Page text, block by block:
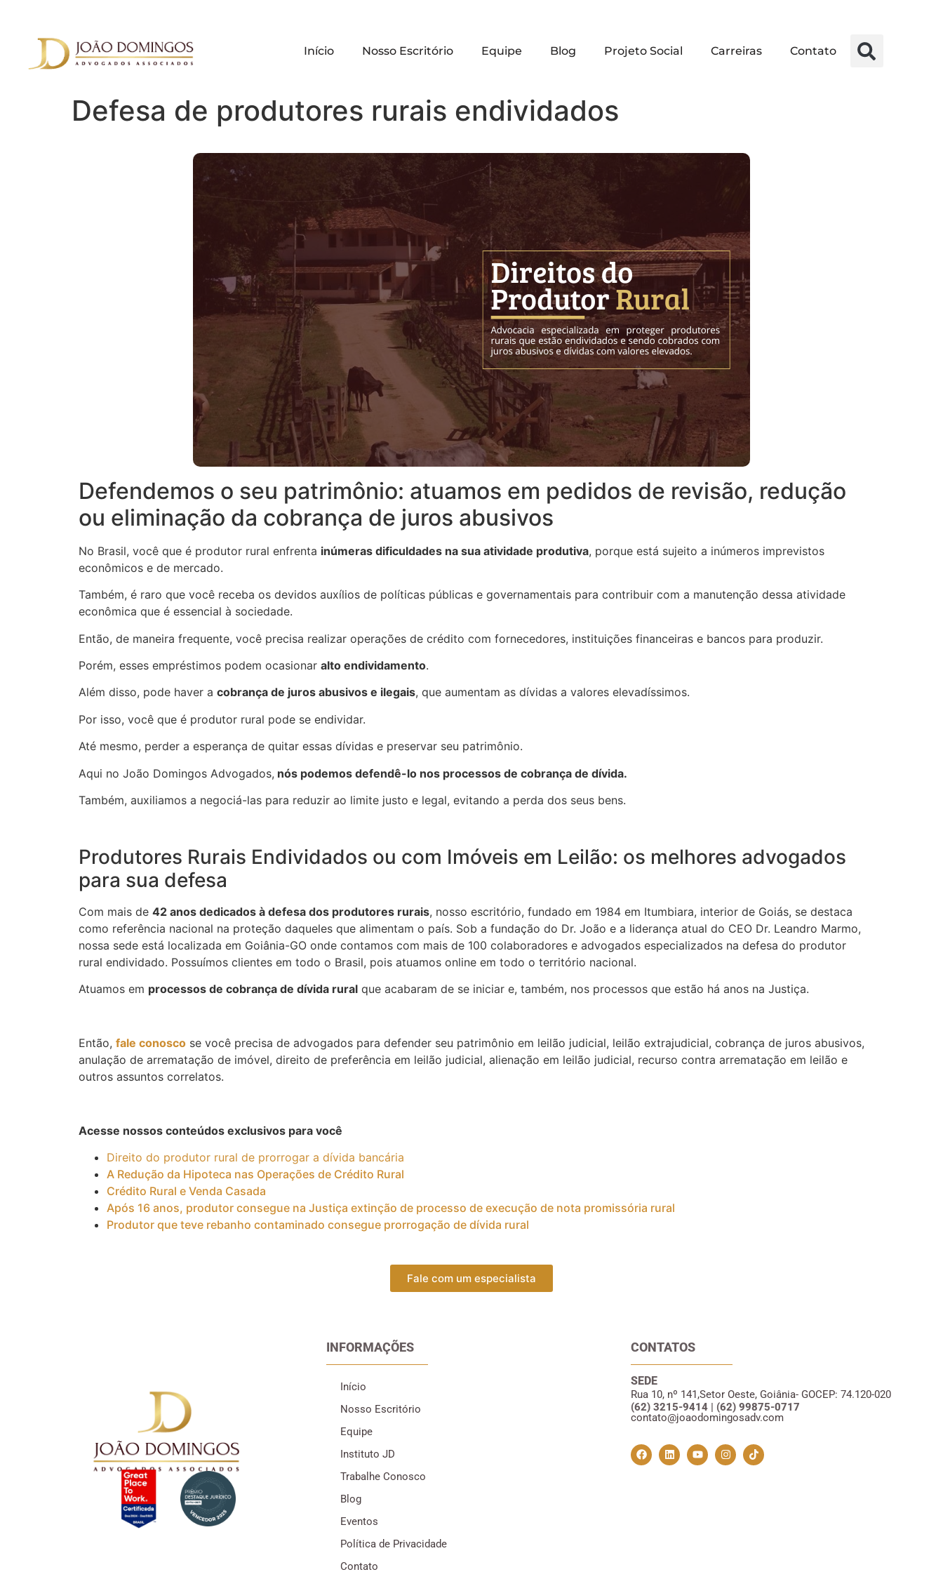
Início Nosso Escritório Equipe Blog Projeto Social Carreiras Contato
Defesa de produtores rurais endividados
Defendemos o seu patrimônio: atuamos em pedidos de revisão, redução
ou eliminação da cobrança de juros abusivos
No Brasil, você que é produtor rural enfrenta inúmeras dificuldades na sua atividade produtiva, porque está sujeito a inúmeros imprevistos
econômicos e de mercado.
Também, é raro que você receba os devidos auxílios de políticas públicas e governamentais para contribuir com a manutenção dessa atividade
econômica que é essencial à sociedade.
Então, de maneira frequente, você precisa realizar operações de crédito com fornecedores, instituições financeiras e bancos para produzir.
Porém, esses empréstimos podem ocasionar alto endividamento.
Além disso, pode haver a cobrança de juros abusivos e ilegais, que aumentam as dívidas a valores elevadíssimos.
Por isso, você que é produtor rural pode se endividar.
Até mesmo, perder a esperança de quitar essas dívidas e preservar seu patrimônio.
Aqui no João Domingos Advogados, nós podemos defendê-lo nos processos de cobrança de dívida.
Também, auxiliamos a negociá-las para reduzir ao limite justo e legal, evitando a perda dos seus bens.
Produtores Rurais Endividados ou com Imóveis em Leilão: os melhores advogados
para sua defesa
Com mais de 42 anos dedicados à defesa dos produtores rurais, nosso escritório, fundado em 1984 em Itumbiara, interior de Goiás, se destaca
como referência nacional na proteção daqueles que alimentam o país. Sob a fundação do Dr. João e a liderança atual do CEO Dr. Leandro Marmo,
nossa sede está localizada em Goiânia-GO onde contamos com mais de 100 colaboradores e advogados especializados na defesa do produtor
rural endividado. Possuímos clientes em todo o Brasil, pois atuamos online em todo o território nacional.
Atuamos em processos de cobrança de dívida rural que acabaram de se iniciar e, também, nos processos que estão há anos na Justiça.
Então, fale conosco se você precisa de advogados para defender seu patrimônio em leilão judicial, leilão extrajudicial, cobrança de juros abusivos,
anulação de arrematação de imóvel, direito de preferência em leilão judicial, alienação em leilão judicial, recurso contra arrematação em leilão e
outros assuntos correlatos.
Acesse nossos conteúdos exclusivos para você
Direito do produtor rural de prorrogar a dívida bancária
A Redução da Hipoteca nas Operações de Crédito Rural
Crédito Rural e Venda Casada
Após 16 anos, produtor consegue na Justiça extinção de processo de execução de nota promissória rural
Produtor que teve rebanho contaminado consegue prorrogação de dívida rural
Fale com um especialista
INFORMAÇÕES
Início
Nosso Escritório
Equipe
Instituto JD
Trabalhe Conosco
Blog
Eventos
Política de Privacidade
Contato
CONTATOS
SEDE
Rua 10, nº 141,Setor Oeste, Goiânia- GOCEP: 74.120-020
(62) 3215-9414 | (62) 99875-0717
contato@joaodomingosadv.com